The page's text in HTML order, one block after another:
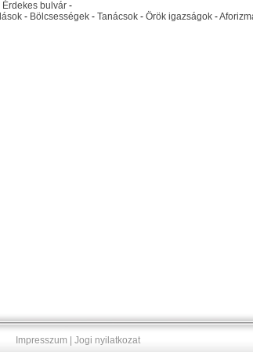
Érdekes bulvár -
- Bölcsességek - Tanácsok - Örök igazságok -
Impresszum| Jogi nyilatkozat